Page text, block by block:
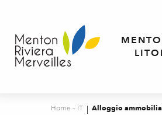
contenu
principal
Home – IT Alloggio